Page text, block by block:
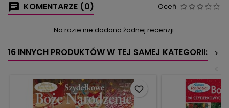
KOMENTARZE (0) Oceń
Na razie nie dodano żadnej recenzji.
16 INNYCH PRODUKTÓW W TEJ SAMEJ KATEGORII:
>
<
favorite_border